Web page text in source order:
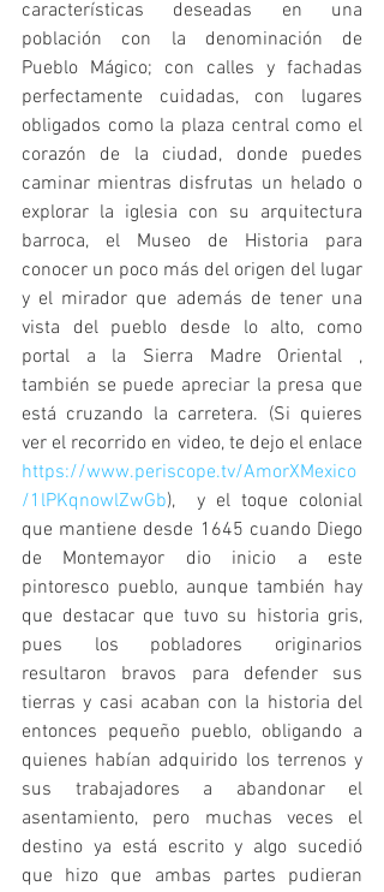
características deseadas en una
población con la denominación de
Pueblo Mágico; con calles y fachadas
perfectamente cuidadas, con lugares
obligados como la plaza central como el
corazón de la ciudad, donde puedes
caminar mientras disfrutas un helado o
explorar la iglesia con su arquitectura
barroca, el Museo de Historia para
conocer un poco más del origen del lugar
y el mirador que además de tener una
vista del pueblo desde lo alto, como
portal a la Sierra Madre Oriental ,
también se puede apreciar la presa que
está cruzando la carretera. (Si quieres
https://www.periscope.tv/AmorXMexico
/1lPKqnowlZwGb),  y el toque colonial
que mantiene desde 1645 cuando Diego
de Montemayor dio inicio a este
pintoresco pueblo, aunque también hay
que destacar que tuvo su historia gris,
pues los pobladores originarios
resultaron bravos para defender sus
tierras y casi acaban con la historia del
entonces pequeño pueblo, obligando a
quienes habían adquirido los terrenos y
sus trabajadores a abandonar el
asentamiento, pero muchas veces el
destino ya está escrito y algo sucedió
que hizo que ambas partes pudieran